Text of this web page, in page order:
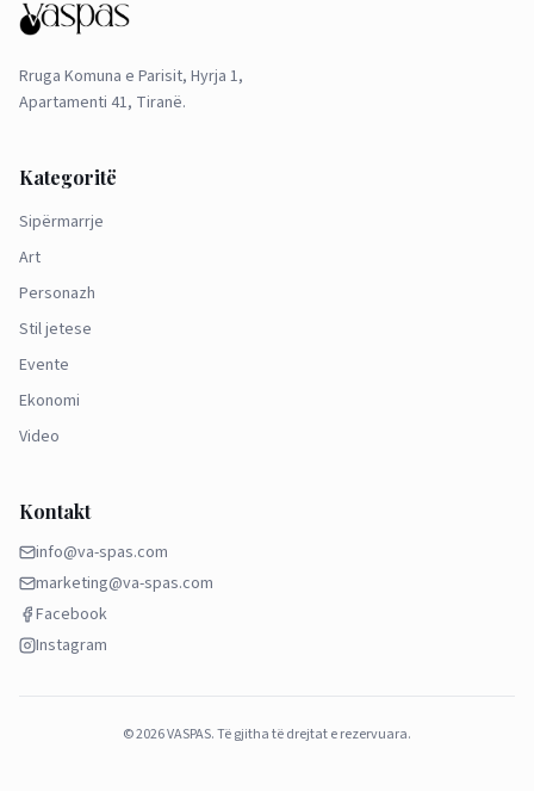
Rruga Komuna e Parisit, Hyrja 1,
Apartamenti 41, Tiranë.
Kategoritë
Sipërmarrje
Art
Personazh
Stil jetese
Evente
Ekonomi
Video
Kontakt
info@va-spas.com
marketing@va-spas.com
Facebook
Instagram
©2026VASPAS.Të gjitha të drejtat e rezervuara.